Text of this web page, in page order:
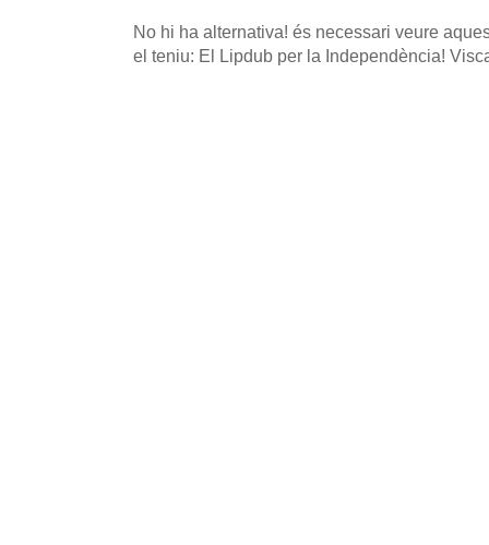
No hi ha alternativa! és necessari veure
el teniu: El Lipdub per la Independència!